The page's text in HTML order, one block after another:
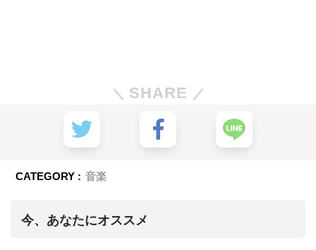
SHARE
CATEGORY : 音楽
今、あなたにオススメ